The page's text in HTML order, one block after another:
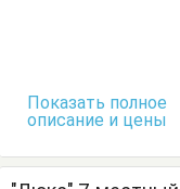
Показать полное
описание и цены